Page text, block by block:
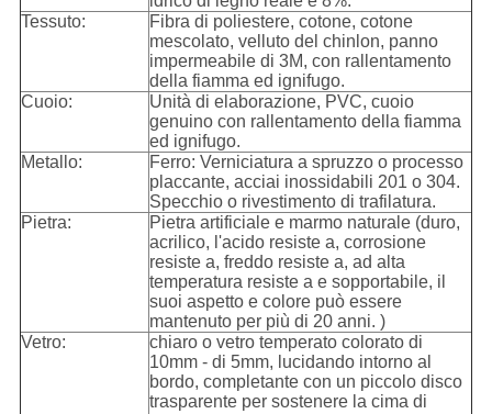
Tessuto:
Fibra di poliestere, cotone, cotone
mescolato, velluto del chinlon, panno
impermeabile di 3M, con rallentamento
della fiamma ed ignifugo.
Cuoio:
Unità di elaborazione, PVC, cuoio
genuino con rallentamento della fiamma
ed ignifugo.
Metallo:
Ferro: Verniciatura a spruzzo o processo
placcante, acciai inossidabili 201 o 304.
Specchio o rivestimento di trafilatura.
Pietra:
Pietra artificiale e marmo naturale (duro,
acrilico, l'acido resiste a, corrosione
resiste a, freddo resiste a, ad alta
temperatura resiste a e sopportabile, il
suoi aspetto e colore può essere
mantenuto per più di 20 anni. )
Vetro:
chiaro o vetro temperato colorato di
10mm - di 5mm, lucidando intorno al
bordo, completante con un piccolo disco
trasparente per sostenere la cima di